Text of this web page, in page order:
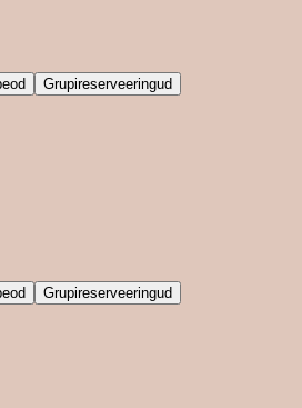
Grupireserveeringud
Grupireserveeringud